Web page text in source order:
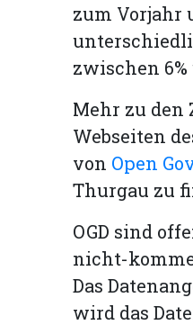
zum Vorjahr
zwischen 6%
Mehr zu den
Webseiten
von Open
Thurgau zu
OGD sind
nicht-
Das
wird das